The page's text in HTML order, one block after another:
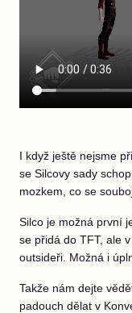
I když ještě nejsme
se Silcovy sady
mozkem, co se
Silco je možná první
se přidá do TFT, ale
outsideři. Možná i
Takže nám dejte
padouch dělat v